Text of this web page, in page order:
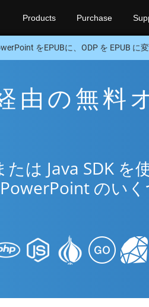
Products Purchase
をEPUBに、ODP を EPUB に
由の無料
は Java SDK を
PowerPoint のい